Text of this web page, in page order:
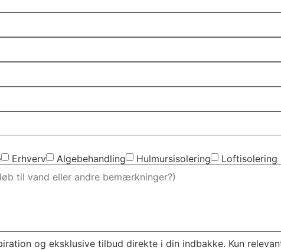
Erhverv Algebehandling Hulmursisolering Loftisolering
og eksklusive tilbud direkte i din indbakke. Kun